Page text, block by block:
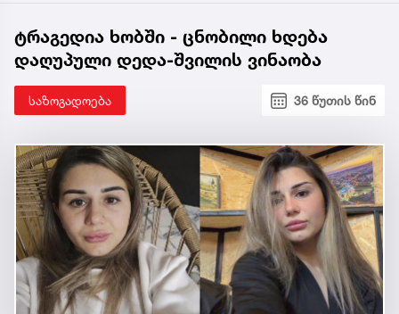
ტრაგედია ხობში - ცნობილი ხდება
დაღუპული დედა-შვილის ვინაობა
საზოგადოება 36 წუთის წინ